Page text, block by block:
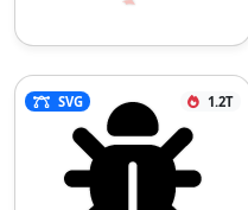
SVG 1.2T